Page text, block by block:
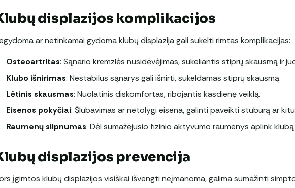
displazijos komplikacijos
ar netinkamai gydoma klubų displazija gali sukelti rimtas komplikacijas:
Osteoartritas: Sąnario kremzlės nusidėvėjimas, sukeliantis stiprų skausmą ir
Klubo išnirimas: Nestabilus sąnarys gali išnirti, sukeldamas stiprų skausmą.
Lėtinis skausmas: Nuolatinis diskomfortas, ribojantis kasdienę veiklą.
Eisenos pokyčiai: Šlubavimas ar netolygi eisena, galinti paveikti stuburą ar
Raumenų silpnumas: Dėl sumažėjusio fizinio aktyvumo raumenys aplink
displazijos prevencija
įgimtos klubų displazijos visiškai išvengti neįmanoma, galima sumažinti